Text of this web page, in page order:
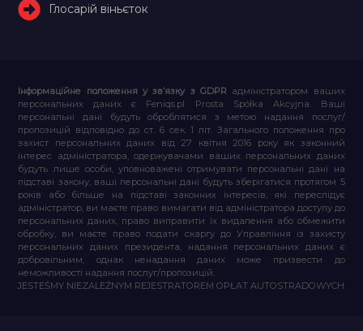
Глосарій віньєток
Інформаційне положення у зв’язку з GDPR адміністратором ваших
персональних даних є Feniqs.pl Prosta Spółka Akcyjna. Ваші
персональні дані будуть оброблятися з метою надання послуг/
пропозицій відповідно до ст. 6 сек. 1 літ. Загального положення про
захист персональних даних від 27 квітня 2016 року як законний
інтерес адміністратора, одержувачами ваших персональних даних
будуть лише особи, уповноважені отримувати персональні дані на
підставі закону, ваші персональні дані будуть зберігатися протягом 5
років або більше на підставі законних інтересів, які переслідує
адміністратор, ви маєте право вимагати від адміністратора доступу до
персональних даних, право виправити їх видалення або обмежити
обробку, ви маєте право подати скаргу до Управління із захисту
персональних даних президента, надання персональних даних є
добровільним, однак ненадання даних може призвести до
неможливості надання послуг/пропозицій.
JESTEŚMY NIEZALEŻNYM REJESTRATOREM OPŁAT AUTOSTRADOWYCH